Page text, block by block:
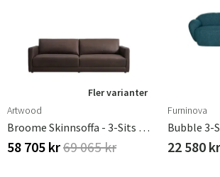
Danmark
Norge
Suomi
Fler varianter
Artwood
Broome Skinnsoffa - 3-Sits Espresso
58 705 kr69 065 kr
Furninova
Bubble 3-
22 580 kr